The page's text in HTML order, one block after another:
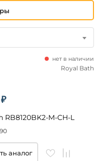
M-CH-L
нет в наличии
Royal Bath
аналог